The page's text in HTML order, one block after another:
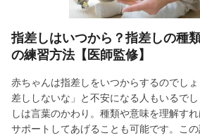
指差しはいつから？指差しの種
の練習方法【医師監修】
赤ちゃんは指差しをいつからするのでし
差ししないな」と不安になる人もいるで
しは言葉のかわり。種類や意味を理解す
サポートしてあげることも可能です。こ